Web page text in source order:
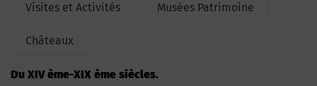
Visites et Activités Musées Patrimoine
Châteaux
du XIV ème-XIX ème siècles.